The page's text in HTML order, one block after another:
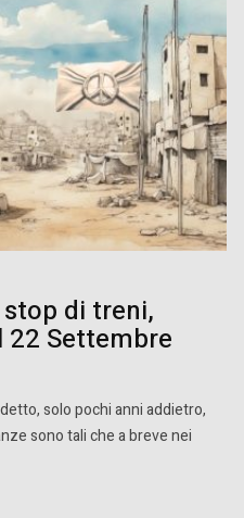
di treni,
Settembre
solo pochi anni addietro,
sono tali che a breve nei